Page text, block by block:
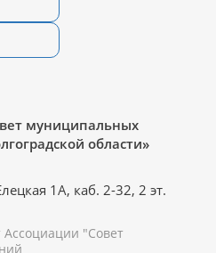
муниципальных
области»
1А, каб. 2-32, 2 эт.
"Совет